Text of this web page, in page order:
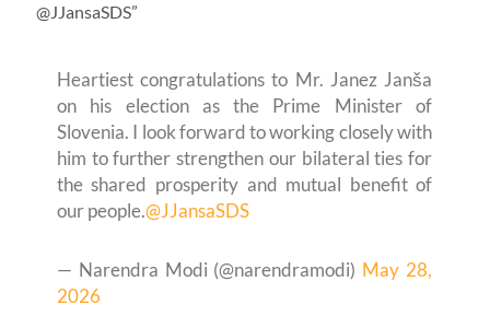
@JJansaSDS”
Heartiest congratulations to Mr. Janez Janša
on his election as the Prime Minister of
Slovenia. I look forward to working closely with
him to further strengthen our bilateral ties for
the shared prosperity and mutual benefit of
our people.@JJansaSDS
— Narendra Modi (@narendramodi) May 28,
2026